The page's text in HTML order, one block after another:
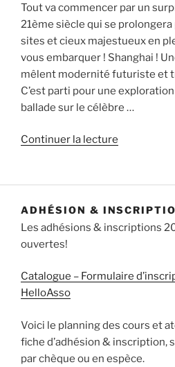
Tout va commencer par un
21ème siècle qui se
sites et cieux majestueux en
vous embarquer ! Shanghai !
mêlent modernité futuriste et
C’est parti pour une
ballade sur le célèbre …
Continuer la lecture
du
sud
Est
l’étonnante
villages
antiques
de
ADHÉSION &
Les adhésions & inscriptions
ouvertes!
Catalogue – Formulaire
HelloAsso
Voici le planning des cours et
fiche d’adhésion & inscription,
par chèque ou en espèce.